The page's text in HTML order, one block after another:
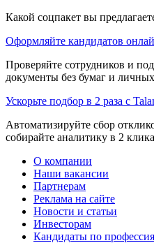
Какой соцпакет вы
Оформляйте кандидатов
Проверяйте сотрудников и
документы без бумаг и
Ускорьте подбор в 2 раза с
Автоматизируйте сбор
собирайте аналитику в 2 клика
О компании
Наши вакансии
Партнерам
Реклама на сайте
Новости и статьи
Инвесторам
Кандидаты по